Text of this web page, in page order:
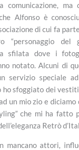
comunicazione,
Alfonso è
di cui fa parte
“personaggio del
sfilata dove i
notato. Alcuni di
servizio speciale
ho sfoggiato dei
un mio zio e diciamo
che mi ha fatto
Retrò
mancano attori,